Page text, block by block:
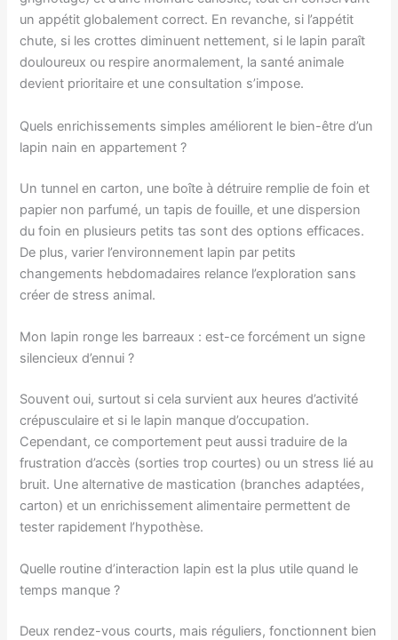
un appétit globalement correct. En revanche, si l’appétit
chute, si les crottes diminuent nettement, si le lapin paraît
douloureux ou respire anormalement, la santé animale
devient prioritaire et une consultation s’impose.
Quels enrichissements simples améliorent le bien-être d’un
lapin nain en appartement ?
Un tunnel en carton, une boîte à détruire remplie de foin et
papier non parfumé, un tapis de fouille, et une dispersion
du foin en plusieurs petits tas sont des options efficaces.
De plus, varier l’environnement lapin par petits
changements hebdomadaires relance l’exploration sans
créer de stress animal.
Mon lapin ronge les barreaux : est-ce forcément un signe
silencieux d’ennui ?
Souvent oui, surtout si cela survient aux heures d’activité
crépusculaire et si le lapin manque d’occupation.
Cependant, ce comportement peut aussi traduire de la
frustration d’accès (sorties trop courtes) ou un stress lié au
bruit. Une alternative de mastication (branches adaptées,
carton) et un enrichissement alimentaire permettent de
tester rapidement l’hypothèse.
Quelle routine d’interaction lapin est la plus utile quand le
temps manque ?
Deux rendez-vous courts, mais réguliers, fonctionnent bien